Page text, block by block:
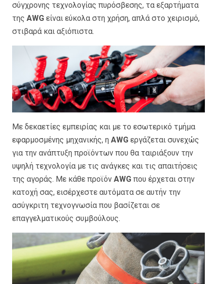
σύγχρονης τεχνολογίας πυρόσβεσης, τα εξαρτήματα
της AWG είναι εύκολα στη χρήση, απλά στο χειρισμό,
στιβαρά και αξιόπιστα.
Με δεκαετίες εμπειρίας και με το εσωτερικό τμήμα
εφαρμοσμένης μηχανικής, η AWG εργάζεται συνεχώς
για την ανάπτυξη προϊόντων που θα ταιριάξουν την
υψηλή τεχνολογία με τις ανάγκες και τις απαιτήσεις
της αγοράς. Με κάθε προϊόν AWG που έρχεται στην
κατοχή σας, εισέρχεστε αυτόματα σε αυτήν την
ασύγκριτη τεχνογνωσία που βασίζεται σε
επαγγελματικούς συμβούλους.